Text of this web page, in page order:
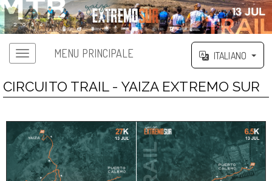
MENU PRINCIPALE ITALIANO
CIRCUITO TRAIL - YAIZA EXTREMO SUR